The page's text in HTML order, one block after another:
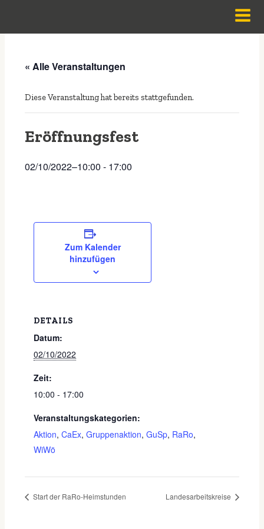
« Alle Veranstaltungen
Diese Veranstaltung hat bereits stattgefunden.
Eröffnungsfest
02/10/2022–10:00 - 17:00
Zum Kalender
hinzufügen
DETAILS
Datum:
02/10/2022
Zeit:
10:00 - 17:00
Veranstaltungskategorien:
Aktion,CaEx,Gruppenaktion,GuSp, RaRo,
WiWö
Start der RaRo-Heimstunden Landesarbeitskreise